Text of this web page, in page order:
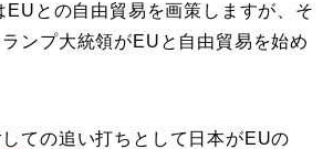
EUとの自由貿易を画策しますが、そ
ンプ大統領がEUと自由貿易を始め
ての追い打ちとして日本がEUの